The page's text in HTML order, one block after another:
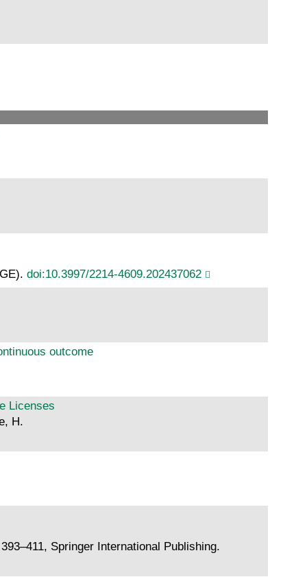
doi:10.3997/2214-4609.202437062
outcome
Licenses
H.
Springer International Publishing.